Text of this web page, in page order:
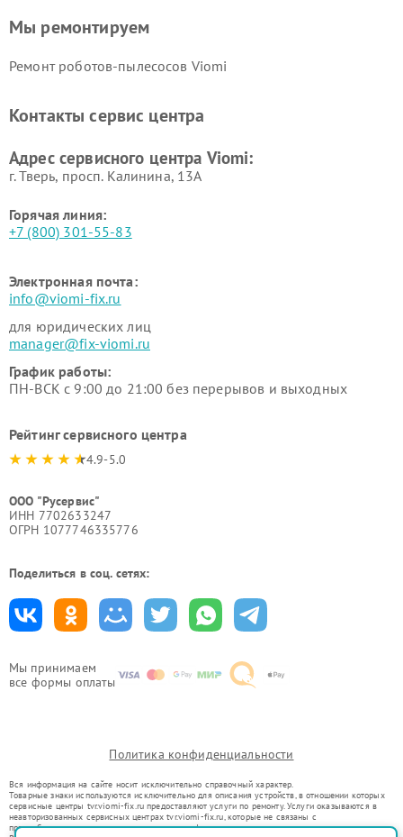
Мы принимаем
все формы оплаты
Мы ремонтируем
Ремонт роботов-пылесосов Viomi
Контакты сервис центра
Адрес сервисного центра Viomi:
г. Тверь, просп. Калинина, 13А
Горячая линия:
+7 (800) 301-55-83
Электронная почта:
info@viomi-fix.ru
для юридических лиц
manager@fix-viomi.ru
График работы:
ПН-ВСК с 9:00 до 21:00 без перерывов и выходных
Рейтинг сервисного центра
4.9-5.0
ООО "Русервис"
ИНН 7702633247
ОГРН 1077746335776
Поделиться в соц. сетях:
Политика конфиденциальности
Вся информация на сайте носит исключительно справочный характер.
Товарные знаки используются исключительно для описания устройств, в отношении которых
сервисные центры tvr.viomi-fix.ru предоставляют услуги по ремонту. Услуги оказываются в
неавторизованных сервисных центрах tvr.viomi-fix.ru, которые не связаны с
правообладателями товарных знаков или их официальными представителями.